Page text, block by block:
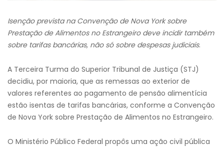
Isenção prevista na Convenção de Nova York sobre
Prestação de Alimentos no Estrangeiro deve incidir também
sobre tarifas bancárias, não só sobre despesas judiciais.
A Terceira Turma do Superior Tribunal de Justiça (STJ)
decidiu, por maioria, que as remessas ao exterior de
valores referentes ao pagamento de pensão alimentícia
estão isentas de tarifas bancárias, conforme a Convenção
de Nova York sobre Prestação de Alimentos no Estrangeiro.
O Ministério Público Federal propôs uma ação civil pública